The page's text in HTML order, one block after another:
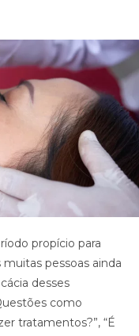
propício para
pessoas ainda
desses
como
tratamentos?”, “É